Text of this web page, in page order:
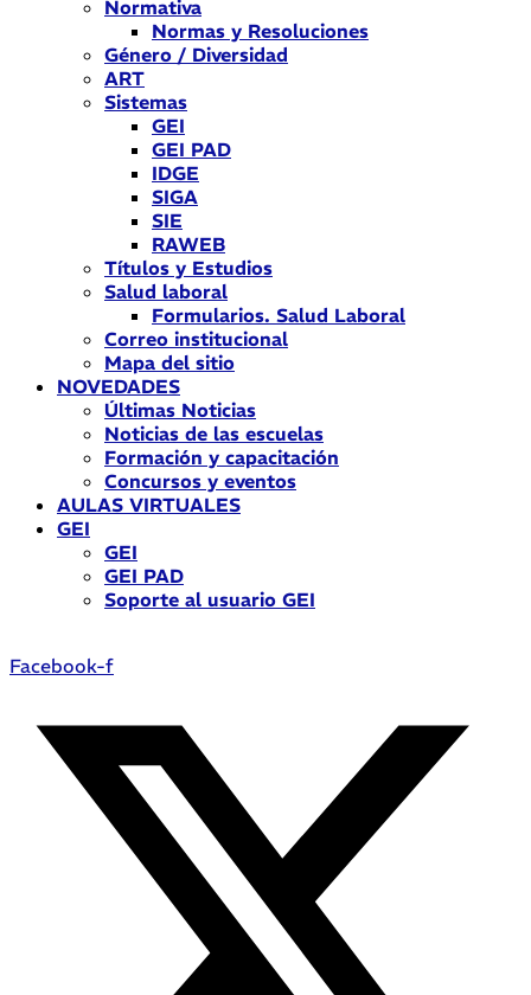
Normativa
Normas y Resoluciones
Género / Diversidad
ART
Sistemas
GEI
GEI PAD
IDGE
SIGA
SIE
RAWEB
Títulos y Estudios
Salud laboral
Formularios. Salud Laboral
Correo institucional
Mapa del sitio
NOVEDADES
Últimas Noticias
Noticias de las escuelas
Formación y capacitación
Concursos y eventos
AULAS VIRTUALES
GEI
GEI
GEI PAD
Soporte al usuario GEI
Facebook-f